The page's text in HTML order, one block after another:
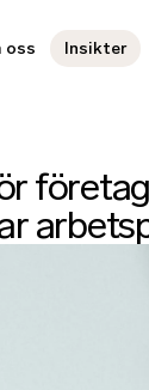
oss Insikter